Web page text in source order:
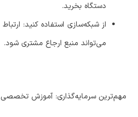
دستگاه بخرید.
از شبکهسازی استفاده کنید: ارتباط
میتواند منبع ارجاع مشتری شود.
مهمترین سرمایهگذاری: آموزش تخصصی